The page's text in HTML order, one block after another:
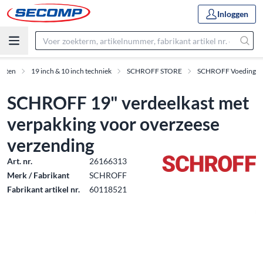
Inloggen
19 inch & 10 inch techniek SCHROFF STORE SCHROFF Voeding
SCHROFF 19" verdeelkast met
verpakking voor overzeese
verzending
Art. nr.
26166313
Merk / Fabrikant
SCHROFF
Fabrikant artikel nr.
60118521